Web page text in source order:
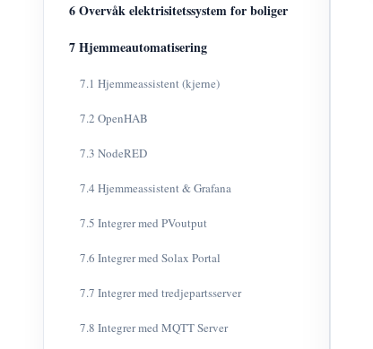
6 Overvåk elektrisitetssystem for boliger
7 Hjemmeautomatisering
7.1 Hjemmeassistent (kjerne)
7.2 OpenHAB
7.3 NodeRED
7.4 Hjemmeassistent & Grafana
7.5 Integrer med PVoutput
7.6 Integrer med Solax Portal
7.7 Integrer med tredjepartsserver
7.8 Integrer med MQTT Server